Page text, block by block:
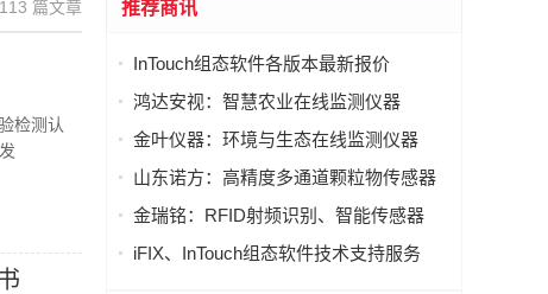
篇文章
检测认
推荐商讯
InTouch组态软件各版本最新报价
鸿达安视：智慧农业在线监测仪器
金叶仪器：环境与生态在线监测仪器
山东诺方：高精度多通道颗粒物传感器
金瑞铭：RFID射频识别、智能传感器
iFIX、InTouch组态软件技术支持服务